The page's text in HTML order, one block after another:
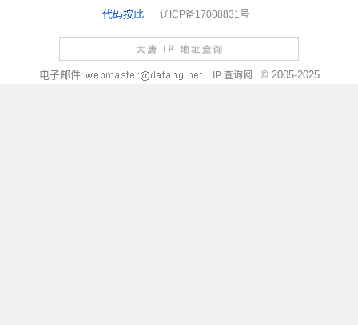
代码按此
辽ICP备17008831号
电子邮件: IP 查询网 © 2005-2025